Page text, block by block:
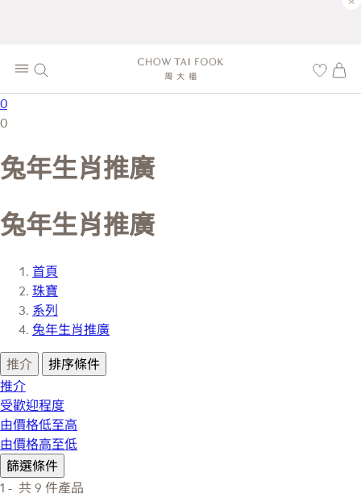
0
0
兔年生肖推廣
兔年生肖推廣
首頁
珠寶
系列
兔年生肖推廣
推介
排序條件
推介
受歡迎程度
由價格低至高
由價格高至低
篩選條件
1 - 共 9 件產品